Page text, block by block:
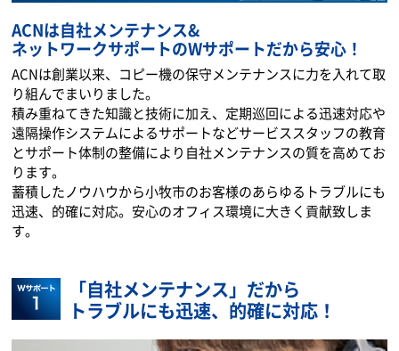
ACNは自社メンテナンス&
ネットワークサポートのWサポートだから安心！
ACNは創業以来、コピー機の保守メンテナンスに力を入れて取
り組んでまいりました。
積み重ねてきた知識と技術に加え、定期巡回による迅速対応や
遠隔操作システムによるサポートなどサービススタッフの教育
とサポート体制の整備により自社メンテナンスの質を高めてお
ります。
蓄積したノウハウから小牧市のお客様のあらゆるトラブルにも
迅速、的確に対応。安心のオフィス環境に大きく貢献致しま
す。
「自社メンテナンス」だから
トラブルにも迅速、的確に対応！